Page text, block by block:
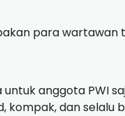
para wartawan
untuk anggota PWI
kompak, dan selalu